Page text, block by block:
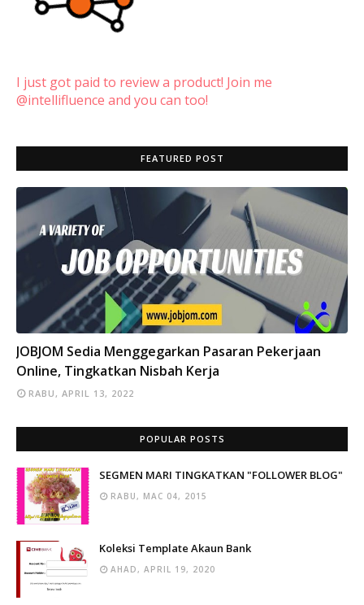
I just got paid to review a product! Join me
@intellifluence and you can too!
FEATURED POST
INFO
JOBJOM Sedia Menggegarkan Pasaran Pekerjaan
Online, Tingkatkan Nisbah Kerja
RABU, APRIL 13, 2022
POPULAR POSTS
SEGMEN MARI TINGKATKAN "FOLLOWER BLOG"
RABU, MAC 04, 2015
Koleksi Template Akaun Bank
AHAD, APRIL 19, 2020